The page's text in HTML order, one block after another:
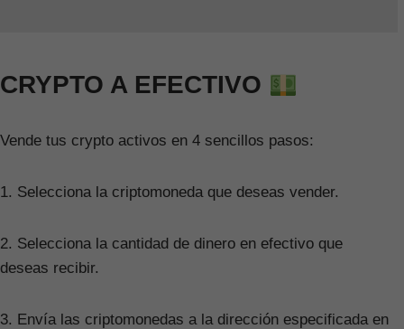
CRYPTO A EFECTIVO
Vende tus crypto activos en 4 sencillos pasos:
1. Selecciona la criptomoneda que deseas vender.
2. Selecciona la cantidad de dinero en efectivo que
deseas recibir.
3. Envía las criptomonedas a la dirección especificada en